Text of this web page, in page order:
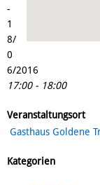
-
1
8/
0
6/2016
17:00 - 18:00
Veranstaltungsort
Gasthaus Goldene
Kategorien